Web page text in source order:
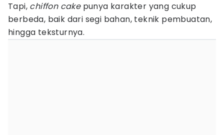
Tapi, chiffon cakepunya karakter yang cukup
berbeda, baik dari segi bahan, teknik pembuatan,
hingga teksturnya.